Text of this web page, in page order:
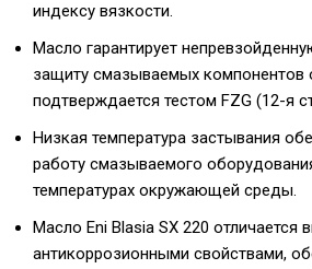
индексу вязкости.
Масло гарантирует
защиту смазываемых компонентов
подтверждается тестом FZG (12-я
Низкая температура застывания
работу смазываемого
температурах окружающей среды.
Масло Eni Blasia SX 220 отличается
антикоррозионными свойствами,